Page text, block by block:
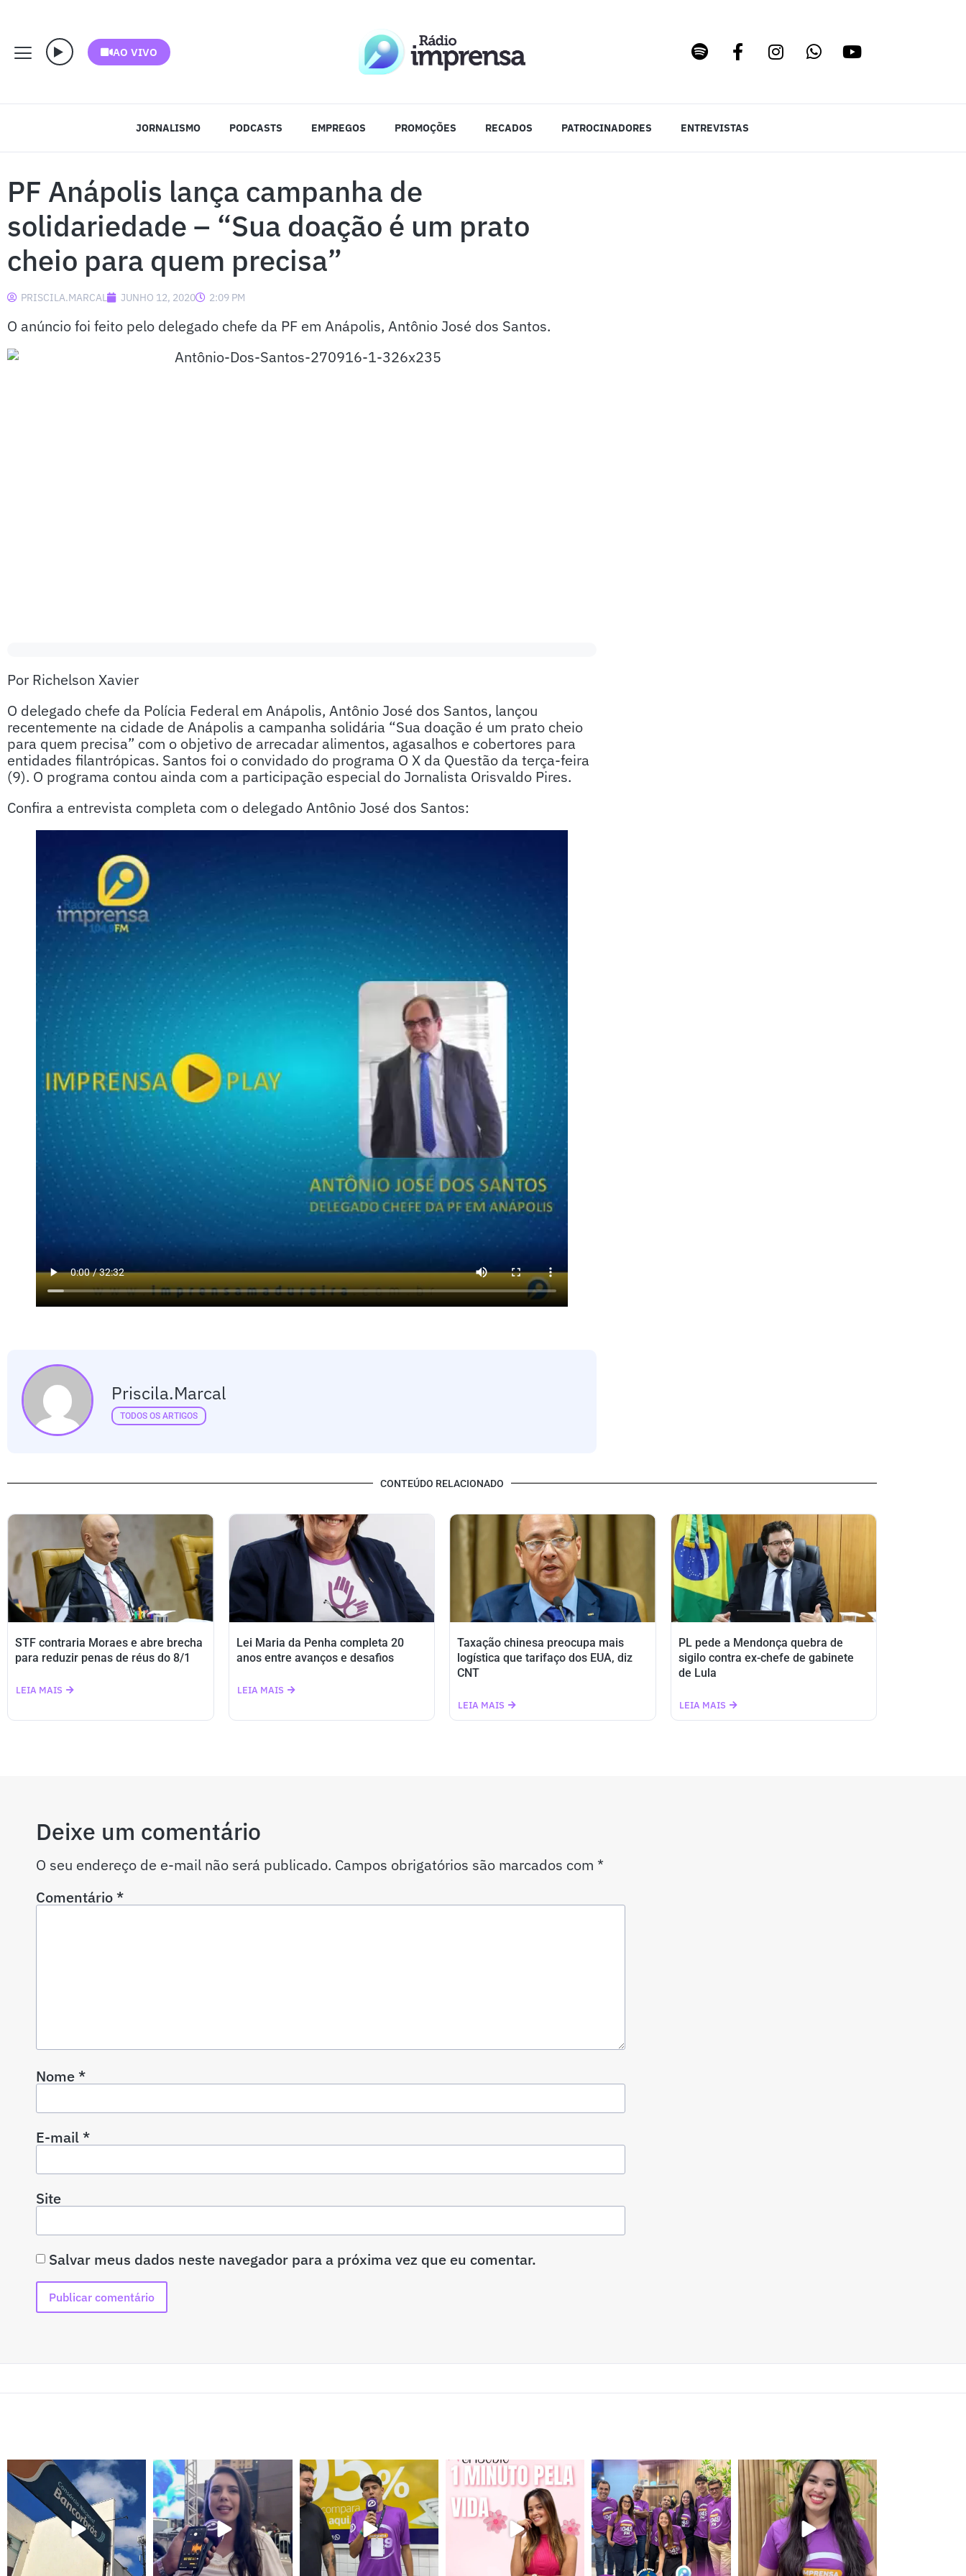
AO VIVO
JORNALISMO PODCASTS EMPREGOS PROMOÇÕES RECADOS PATROCINADORES ENTREVISTAS
PF Anápolis lança campanha de
solidariedade – “Sua doação é um prato
cheio para quem precisa”
PRISCILA.MARCAL JUNHO 12, 2020 2:09 PM
O anúncio foi feito pelo delegado chefe da PF em Anápolis, Antônio José dos Santos.
Por Richelson Xavier
O delegado chefe da Polícia Federal em Anápolis, Antônio José dos Santos, lançou
recentemente na cidade de Anápolis a campanha solidária “Sua doação é um prato cheio
para quem precisa” com o objetivo de arrecadar alimentos, agasalhos e cobertores para
entidades filantrópicas. Santos foi o convidado do programa O X da Questão da terça-feira
(9). O programa contou ainda com a participação especial do Jornalista Orisvaldo Pires.
Confira a entrevista completa com o delegado Antônio José dos Santos:
Priscila.marcal
TODOS OS ARTIGOS
CONTEÚDO RELACIONADO
STF contraria Moraes e abre brecha
para reduzir penas de réus do 8/1
LEIA MAIS
Lei Maria da Penha completa 20
anos entre avanços e desafios
LEIA MAIS
Taxação chinesa preocupa mais
logística que tarifaço dos EUA, diz
CNT
LEIA MAIS
PL pede a Mendonça quebra de
sigilo contra ex-chefe de gabinete
de Lula
LEIA MAIS
Deixe um comentário
O seu endereço de e-mail não será publicado. Campos obrigatórios são marcados com *
Comentário*
Nome*
E-mail*
Site
Salvar meus dados neste navegador para a próxima vez que eu comentar.